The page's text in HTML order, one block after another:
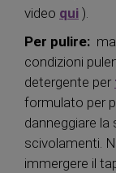
video qui ).
Per pulire:
condizioni
detergente per
formulato per
danneggiare
scivolamenti.
immergere il